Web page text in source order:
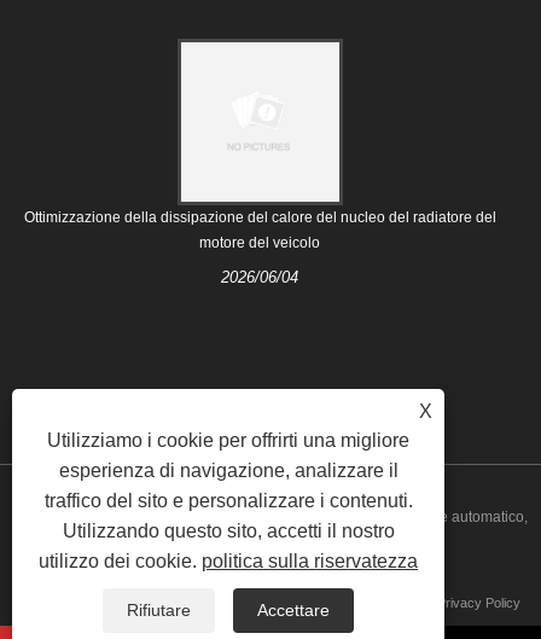
Ottimizzazione della dissipazione del calore del nucleo del radiatore del
motore del veicolo
2026/06/04
Copyright © 2021 Nanjing Majestic Auto Parts Co., Ltd. - Radiatore automatico,
sistema di raffreddamento - Tutti i diritti riservati.
Collegamenti Sitemap Privacy Policy
X
Utilizziamo i cookie per offrirti una migliore
esperienza di navigazione, analizzare il
traffico del sito e personalizzare i contenuti.
Utilizzando questo sito, accetti il ​​nostro
utilizzo dei cookie. politica sulla riservatezza
Rifiutare Accettare